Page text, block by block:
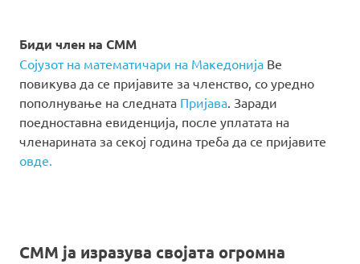
Биди член на СММ
Сојузот на математичари на Македонија Ве
повикува да се пријавите за членство, со уредно
пополнување на следната Пријава . Заради
поедноставна евиденција, после уплатата на
членарината за секој година треба да се пријавите
овде.
СММ ја изразува својата огромна